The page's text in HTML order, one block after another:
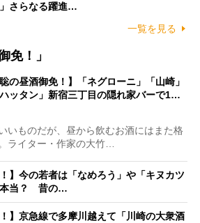
さらなる躍進…
一覧を見る
免！」
聡の昼酒御免！】「ネグローニ」「山崎」
ハッタン」新宿三丁目の隠れ家バーで1…
いものだが、昼から飲むお酒にはまた格
ライター・作家の大竹…
】今の若者は「なめろう」や「キヌカツ
本当？ 昔の…
】京急線で多摩川越えて「川崎の大衆酒